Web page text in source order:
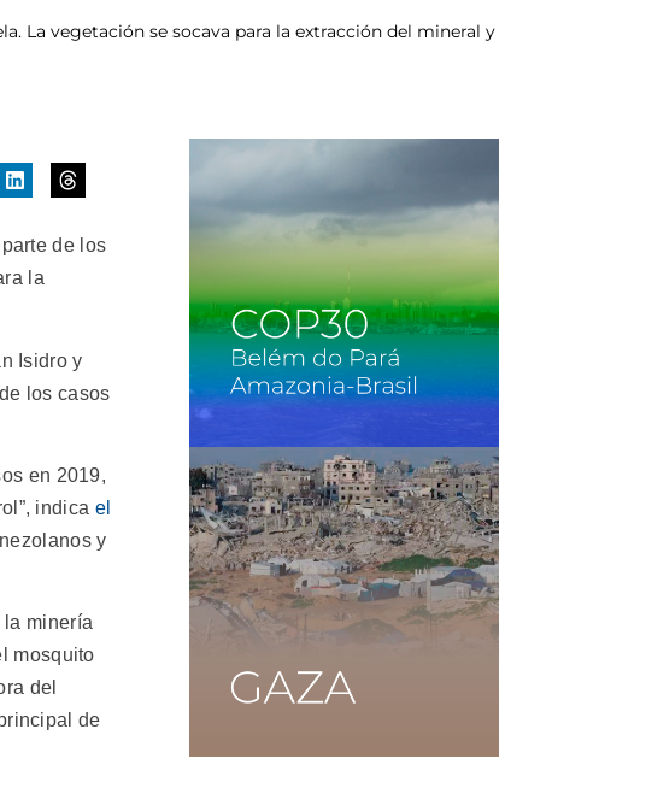
La vegetación se socava para la extracción del mineral y
de los
la
Isidro y
los casos
en 2019,
indica el
y
minería
mosquito
del
de